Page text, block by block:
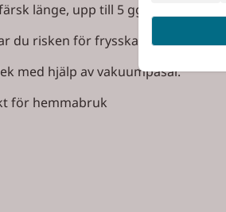
länge, upp till 5 ggr längre.
du risken för frysskador på dina
med hjälp av vakuumpåsar.
för hemmabruk